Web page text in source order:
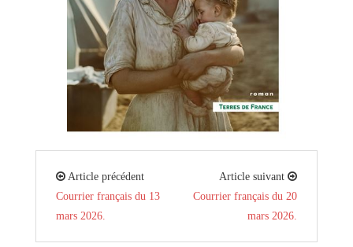
Article précédent
Courrier français du 13
mars 2026.
Article suivant
Courrier français du 20
mars 2026.